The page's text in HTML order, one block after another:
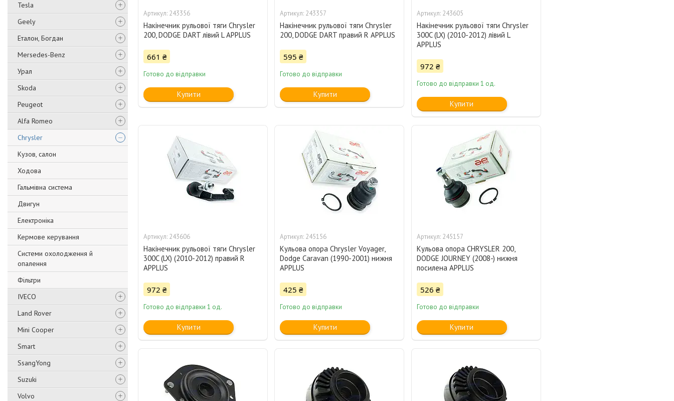
Tesla
Geely
Еталон, Богдан
Mersedes-Benz
Урал
Skoda
Peugeot
Alfa Romeo
Chrysler
Кузов, салон
Ходова
Гальмівна система
Двигун
Електроніка
Кермове керування
Системи охолодження й
опалення
Фільтри
IVECO
Land Rover
Mini Cooper
Smart
SsangYong
Suzuki
Volvo
243356
Накінечник рульової тяги Chrysler
200, DODGE DART лівий L APPLUS
661 ₴
Готово до відправки
Купити
243357
Накінечник рульової тяги Chrysler
200, DODGE DART правий R APPLUS
595 ₴
Готово до відправки
Купити
243605
Накінечник рульової тяги Chrysler
300C (LX) (2010-2012) лівий L
APPLUS
972 ₴
Готово до відправки 1 од.
Купити
243606
Накінечник рульової тяги Chrysler
300C (LX) (2010-2012) правий R
APPLUS
972 ₴
Готово до відправки 1 од.
Купити
245156
Кульова опора Chrysler Voyager,
Dodge Caravan (1990-2001) нижня
APPLUS
425 ₴
Готово до відправки
Купити
245157
Кульова опора CHRYSLER 200,
DODGE JOURNEY (2008-) нижня
посилена APPLUS
526 ₴
Готово до відправки
Купити